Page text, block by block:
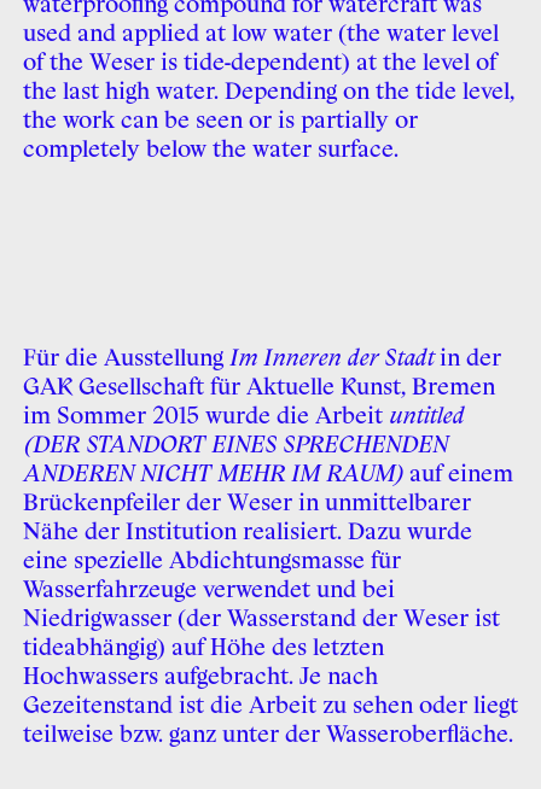
used and applied at low water (the water level
of the Weser is tide-dependent) at the level of
the last high water. Depending on the tide level,
the work can be seen or is partially or
completely below the water surface.
Für die Ausstellung Im Inneren der Stadtin der
GAK Gesellschaft für Aktuelle Kunst, Bremen
im Sommer 2015 wurde die Arbeit untitled
(DER STANDORT EINES SPRECHENDEN
ANDEREN NICHT MEHR IM RAUM)auf einem
Brückenpfeiler der Weser in unmittelbarer
Nähe der Institution realisiert. Dazu wurde
eine spezielle Abdichtungsmasse für
Wasserfahrzeuge verwendet und bei
Niedrigwasser (der Wasserstand der Weser ist
tideabhängig) auf Höhe des letzten
Hochwassers aufgebracht. Je nach
Gezeitenstand ist die Arbeit zu sehen oder liegt
teilweise bzw. ganz unter der Wasseroberfläche.